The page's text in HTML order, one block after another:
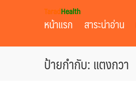
TaradHealth
หน้าแรก สาระน่าอ่าน
ป้ายกำกับ: แตงกวา